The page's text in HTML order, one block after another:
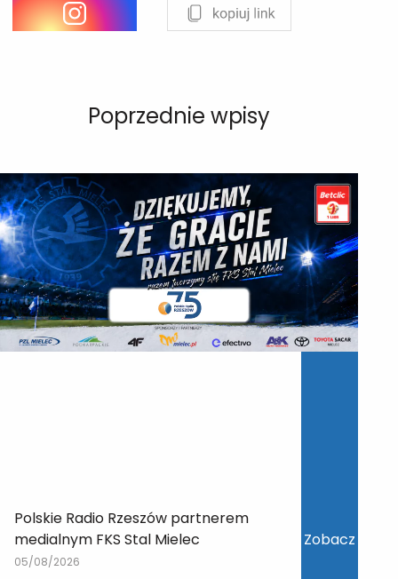
Poprzednie wpisy
Polskie Radio Rzeszów partnerem
medialnym FKS Stal Mielec
05/08/2026
Zobacz